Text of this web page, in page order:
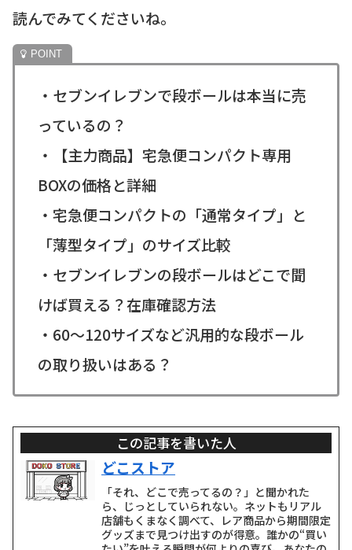
読んでみてくださいね。
・セブンイレブンで段ボールは本当に売
っているの？
・【主力商品】宅急便コンパクト専用
BOXの価格と詳細
・宅急便コンパクトの「通常タイプ」と
「薄型タイプ」のサイズ比較
・セブンイレブンの段ボールはどこで聞
けば買える？在庫確認方法
・60～120サイズなど汎用的な段ボール
の取り扱いはある？
この記事を書いた人
どこストア
「それ、どこで売ってるの？」と聞かれた
ら、じっとしていられない。ネットもリアル
店舗もくまなく調べて、レア商品から期間限定
グッズまで見つけ出すのが得意。誰かの“買い